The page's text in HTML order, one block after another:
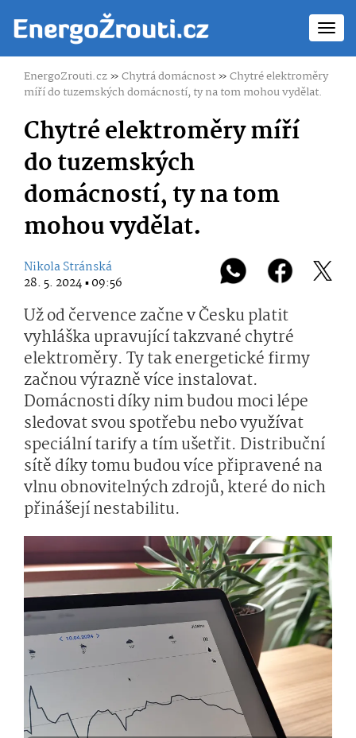
EnergoZrouti.cz»Chytrá domácnost»Chytré elektroměry
míří do tuzemských domácností, ty na tom mohou vydělat.
Chytré elektroměry míří
do tuzemských
domácností, ty na tom
mohou vydělat.
Nikola Stránská
28. 5. 2024 ▪ 09:56
Už od července začne v Česku platit
vyhláška upravující takzvané chytré
elektroměry. Ty tak energetické firmy
začnou výrazně více instalovat.
Domácnosti díky nim budou moci lépe
sledovat svou spotřebu nebo využívat
speciální tarify a tím ušetřit. Distribuční
sítě díky tomu budou více připravené na
vlnu obnovitelných zdrojů, které do nich
přinášejí nestabilitu.